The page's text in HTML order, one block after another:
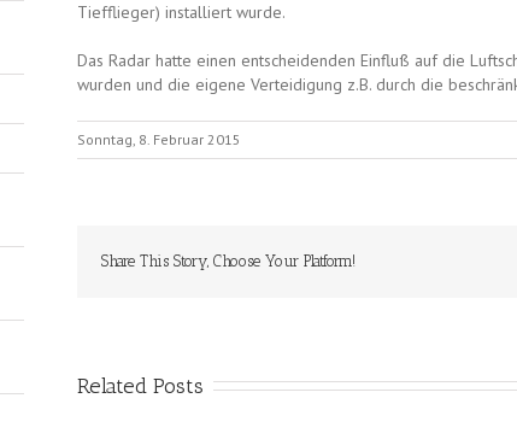
Tiefflieger) installiert wurde.
Das Radar hatte einen entscheidenden Einfluß auf die
wurden und die eigene Verteidigung z.B. durch die
Sonntag, 8. Februar 2015
Share This Story, Choose Your Platform!
Related Posts